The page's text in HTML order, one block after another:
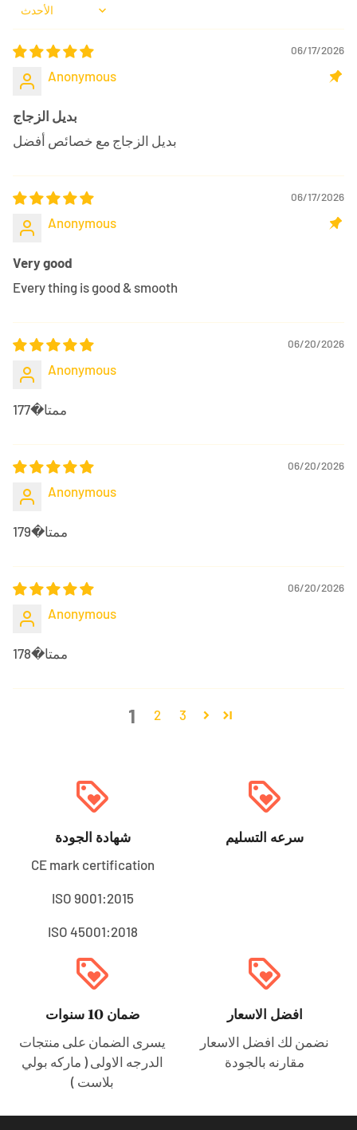
Sort by
06/17/2026
Anonymous
بديل الزجاج
بديل الزجاج مع خصائص أفضل
06/17/2026
Anonymous
Very good
Every thing is good & smooth
06/20/2026
Anonymous
ممتا�177
06/20/2026
Anonymous
ممتا�179
06/20/2026
Anonymous
ممتا�178
1 2 3
loyalty
شهادة الجودة
CE mark certification
ISO 9001:2015
ISO 45001:2018
loyalty
سرعه التسليم
loyalty
ضمان 10 سنوات
يسرى الضمان على منتجات
الدرجه الاولى ( ماركه بولي
بلاست )
loyalty
افضل الاسعار
نضمن لك افضل الاسعار
مقارنه بالجودة